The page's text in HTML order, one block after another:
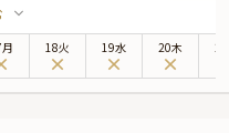
だいたその日だからこそ味わえる
意もあり、最初から最後まで楽し
18火 19水 20木